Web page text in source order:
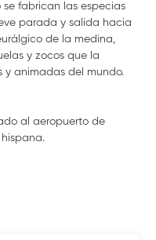
fabrican las especias
parada y salida hacia
de la medina,
y zocos que la
y animadas del mundo.
al aeropuerto de